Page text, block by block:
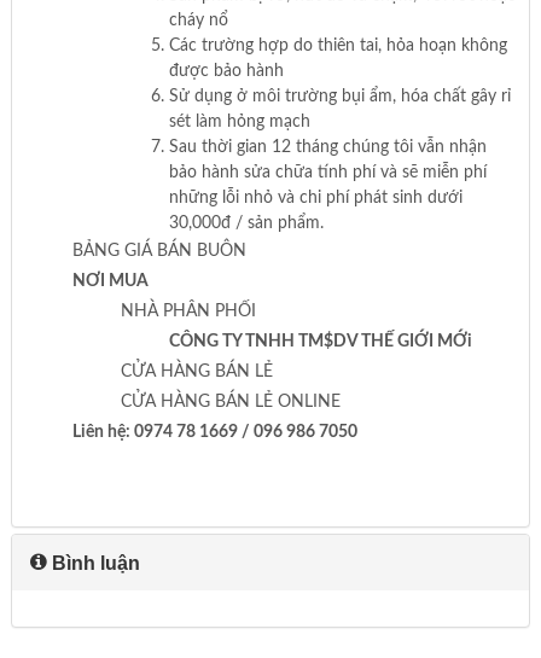
cháy nổ
Các trường hợp do thiên tai, hỏa hoạn không
được bảo hành
Sử dụng ở môi trường bụi ẩm, hóa chất gây rỉ
sét làm hỏng mạch
Sau thời gian 12 tháng chúng tôi vẫn nhận
bảo hành sửa chữa tính phí và sẽ miễn phí
những lỗi nhỏ và chi phí phát sinh dưới
30,000đ / sản phẩm.
BẢNG GIÁ BÁN BUÔN
NƠI MUA
NHÀ PHÂN PHỐI
CÔNG TY TNHH TM$DV THẾ GIỚI MỚi
CỬA HÀNG BÁN LẺ
CỬA HÀNG BÁN LẺ ONLINE
Liên hệ: 0974 78 1669 / 096 986 7050
Bình luận